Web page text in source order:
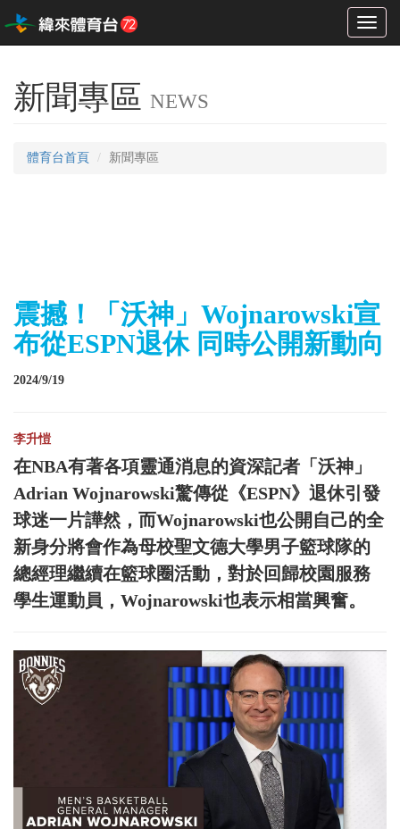
Toggle
新聞專區 NEWS
體育台首頁 新聞專區
震撼！「沃神」Wojnarowski宣
布從ESPN退休 同時公開新動向
2024/9/19
李升愷
在NBA有著各項靈通消息的資深記者「沃神」
Adrian Wojnarowski驚傳從《ESPN》退休引發
球迷一片譁然，而Wojnarowski也公開自己的全
新身分將會作為母校聖文德大學男子籃球隊的
總經理繼續在籃球圈活動，對於回歸校園服務
學生運動員，Wojnarowski也表示相當興奮。